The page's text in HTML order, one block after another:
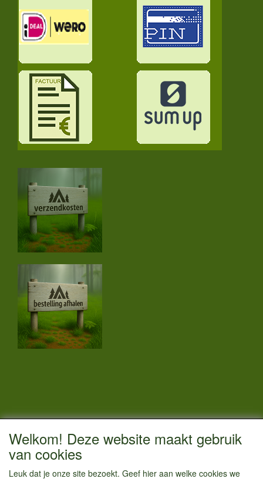
CONTACTGEGEVENS
Vestigingsadres:
Hoofdweg 36
Welkom! Deze website maakt gebruik
van cookies
Leuk dat je onze site bezoekt. Geef hier aan welke cookies we